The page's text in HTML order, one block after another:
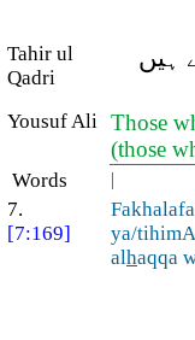
Tahir ul
Qadri
ہیں
Yousuf Ali Those
(those
Words |
7.
[7:169]
ya/
alhaqqa